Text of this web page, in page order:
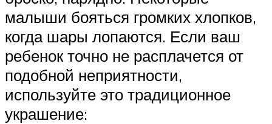
малыши бояться громких хлопков,
когда шары лопаются. Если ваш
ребенок точно не расплачется от
подобной неприятности,
используйте это традиционное
украшение: